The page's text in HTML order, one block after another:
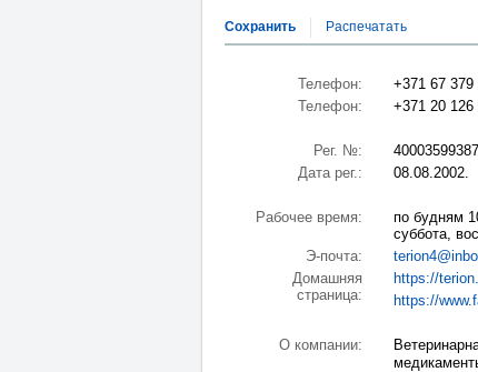
Сохранить Распечатать
Телефон:
+371 67 379
Телефон:
+371 20 126
Рег. №:
40003599387
Дата рег.:
08.08.2002.
Рабочее время:
по будням
суббота,
Э-почта:
Домашняя
страница:
https://
https://
О компании: